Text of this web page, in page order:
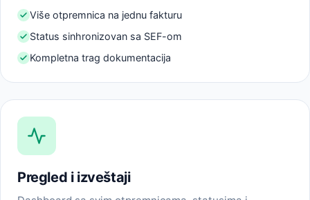
Više otpremnica na jednu fakturu
Status sinhronizovan sa SEF-om
Kompletna trag dokumentacija
Pregled i izveštaji